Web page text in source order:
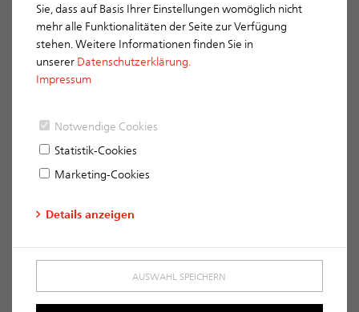
Sinterrot
Sie, dass auf Basis Ihrer Einstellungen womöglich nicht
mehr alle Funktionalitäten der Seite zur Verfügung
stehen. Weitere Informationen finden Sie in
unserer Datenschutzerklärung.
Impressum
Notwendige Cookies
Statistik-Cookies
Marketing-Cookies
Details anzeigen
AUSWAHL SPEICHERN